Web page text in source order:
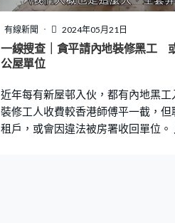
有線新聞 2024年05月21日
一線搜查｜貪平請內地裝修黑工
公屋單位
近年每有新屋邨入伙，都有內地黑
裝修工人收費較香港師傅平一截，
租戶，或會因違法被房署收回單位